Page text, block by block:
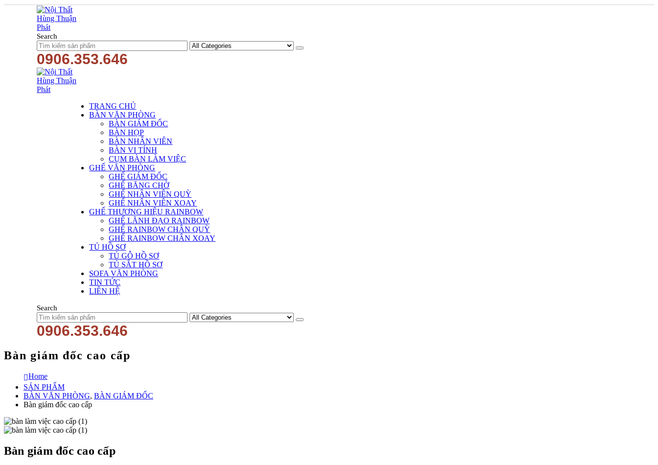
Search
0906.353.646
TRANG CHỦ
BÀN VĂN PHÒNG
BÀN GIÁM ĐỐC
BÀN HỌP
BÀN NHÂN VIÊN
BÀN VI TÍNH
CỤM BÀN LÀM VIỆC
GHẾ VĂN PHÒNG
GHẾ GIÁM ĐỐC
GHẾ BĂNG CHỜ
GHẾ NHÂN VIÊN QUỲ
GHẾ NHÂN VIÊN XOAY
GHẾ THƯƠNG HIỆU RAINBOW
GHẾ LÃNH ĐẠO RAINBOW
GHẾ RAINBOW CHÂN QUỲ
GHẾ RAINBOW CHÂN XOAY
TỦ HỒ SƠ
TỦ GỖ HỒ SƠ
TỦ SẮT HỒ SƠ
SOFA VĂN PHÒNG
TIN TỨC
LIÊN HỆ
Search
0906.353.646
Bàn giám đốc cao cấp
Home
SẢN PHẨM
BÀN VĂN PHÒNG, BÀN GIÁM ĐỐC
Bàn giám đốc cao cấp
Bàn giám đốc cao cấp